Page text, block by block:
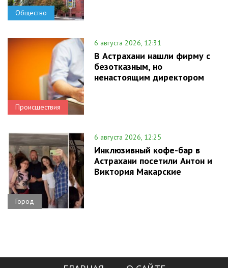
Общество
Происшествия
6 августа 2026, 12:31
В Астрахани нашли фирму с
безотказным, но
ненастоящим директором
Город
6 августа 2026, 12:25
Инклюзивный кофе-бар в
Астрахани посетили Антон и
Виктория Макарские